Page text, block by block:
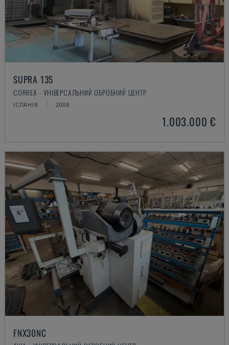
SUPRA 135
CORREA - УНІВЕРСАЛЬНИЙ ОБРОБНИЙ ЦЕНТР
ІСПАНІЯ 2008
1.003.000 €
FNX30NC